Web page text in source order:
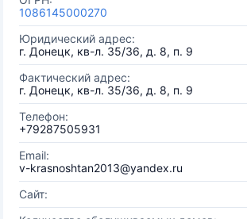
1086145000270
Юридический адрес:
г. Донецк, кв-л. 35/36, д. 8, п. 9
Фактический адрес:
г. Донецк, кв-л. 35/36, д. 8, п. 9
Телефон:
+79287505931
Email:
v-krasnoshtan2013@yandex.ru
Сайт: